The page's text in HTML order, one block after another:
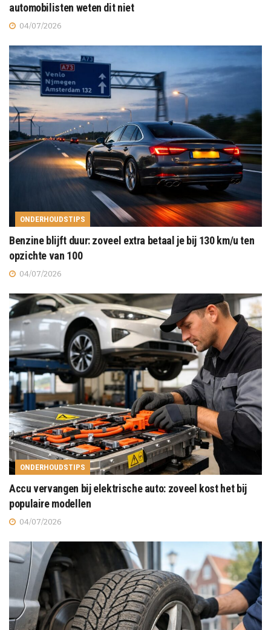
automobilisten weten dit niet
04/07/2026
ONDERHOUDSTIPS
Benzine blijft duur: zoveel extra betaal je bij 130 km/u ten
opzichte van 100
04/07/2026
ONDERHOUDSTIPS
Accu vervangen bij elektrische auto: zoveel kost het bij
populaire modellen
04/07/2026